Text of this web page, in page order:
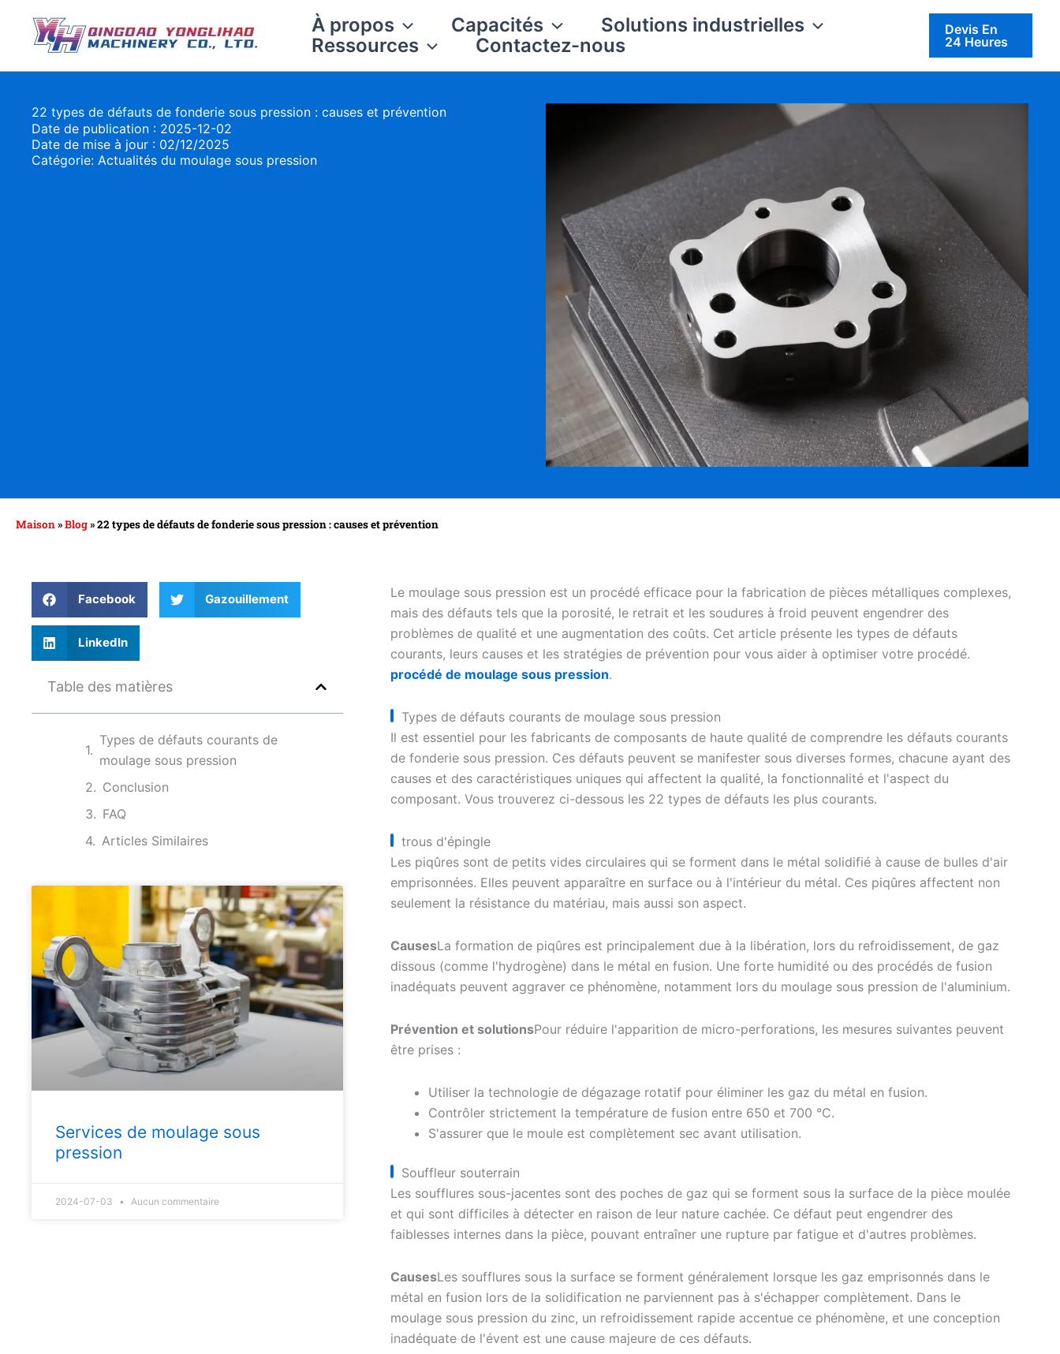
À propos Capacités
Solutions industrielles
Ressources
Contactez-nous
Devis En
24 Heures
22 types de défauts de fonderie sous pression : causes et prévention
Date de publication : 2025-12-02
Date de mise à jour : 02/12/2025
Catégorie: Actualités du moulage sous pression
Maison »Blog»22 types de défauts de fonderie sous pression : causes et prévention
Facebook Gazouillement
LinkedIn
Table des matières
Types de défauts courants de
moulage sous pression
Conclusion
FAQ
Articles Similaires
Services de moulage sous
pression
2024-07-03 Aucun commentaire
Le moulage sous pression est un procédé efficace pour la fabrication de pièces métalliques complexes,
mais des défauts tels que la porosité, le retrait et les soudures à froid peuvent engendrer des
problèmes de qualité et une augmentation des coûts. Cet article présente les types de défauts
courants, leurs causes et les stratégies de prévention pour vous aider à optimiser votre procédé.
procédé de moulage sous pression.
Types de défauts courants de moulage sous pression
Il est essentiel pour les fabricants de composants de haute qualité de comprendre les défauts courants
de fonderie sous pression. Ces défauts peuvent se manifester sous diverses formes, chacune ayant des
causes et des caractéristiques uniques qui affectent la qualité, la fonctionnalité et l'aspect du
composant. Vous trouverez ci-dessous les 22 types de défauts les plus courants.
trous d'épingle
Les piqûres sont de petits vides circulaires qui se forment dans le métal solidifié à cause de bulles d'air
emprisonnées. Elles peuvent apparaître en surface ou à l'intérieur du métal. Ces piqûres affectent non
seulement la résistance du matériau, mais aussi son aspect.
CausesLa formation de piqûres est principalement due à la libération, lors du refroidissement, de gaz
dissous (comme l'hydrogène) dans le métal en fusion. Une forte humidité ou des procédés de fusion
inadéquats peuvent aggraver ce phénomène, notamment lors du moulage sous pression de l'aluminium.
Prévention et solutionsPour réduire l'apparition de micro-perforations, les mesures suivantes peuvent
être prises :
Utiliser la technologie de dégazage rotatif pour éliminer les gaz du métal en fusion.
Contrôler strictement la température de fusion entre 650 et 700 °C.
S'assurer que le moule est complètement sec avant utilisation.
Souffleur souterrain
Les soufflures sous-jacentes sont des poches de gaz qui se forment sous la surface de la pièce moulée
et qui sont difficiles à détecter en raison de leur nature cachée. Ce défaut peut engendrer des
faiblesses internes dans la pièce, pouvant entraîner une rupture par fatigue et d'autres problèmes.
CausesLes soufflures sous la surface se forment généralement lorsque les gaz emprisonnés dans le
métal en fusion lors de la solidification ne parviennent pas à s'échapper complètement. Dans le
moulage sous pression du zinc, un refroidissement rapide accentue ce phénomène, et une conception
inadéquate de l'évent est une cause majeure de ces défauts.